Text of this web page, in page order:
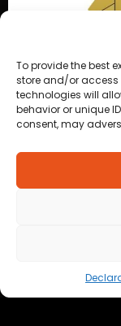
To provide the best
store and/or access
technologies will
behavior or unique
consent, may